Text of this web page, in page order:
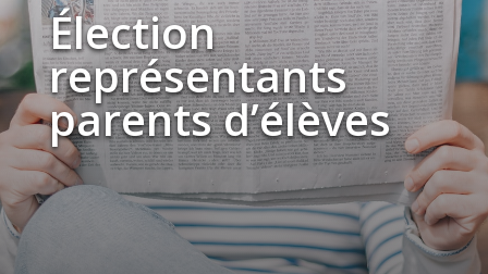
Élection
représentants
parents d’élèves